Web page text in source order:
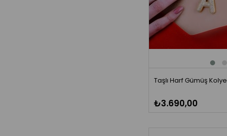
Taşlı Harf Gümüş Kolye
₺3.690,00